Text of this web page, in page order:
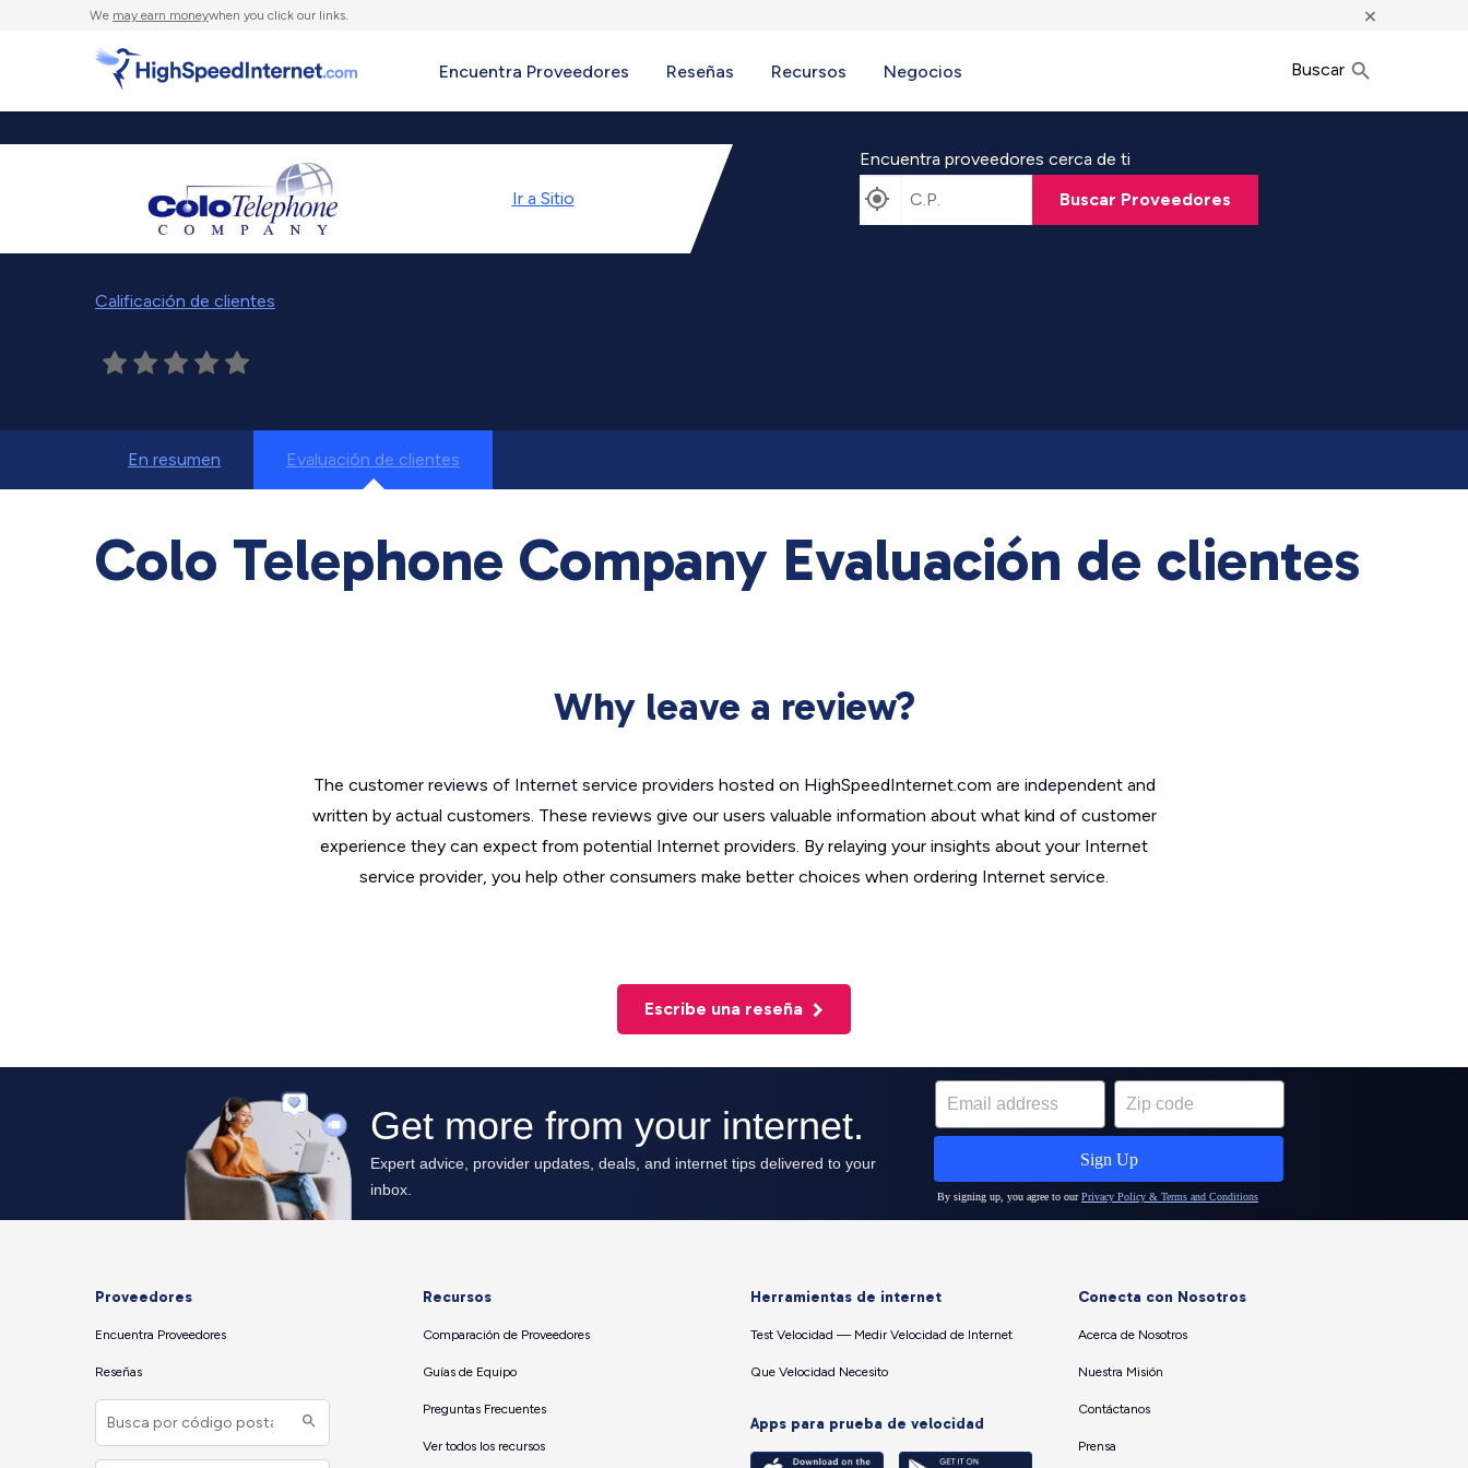
We may earn moneywhen you click our links. ×
Encuentra Proveedores Reseñas Recursos Negocios Buscar
Ir a Sitio
Calificación de clientes
Encuentra proveedores cerca de ti
Buscar Proveedores
En resumen Evaluación de clientes
Colo Telephone Company Evaluación de clientes
Why leave a review?
The customer reviews of Internet service providers hosted on HighSpeedInternet.com are independent and
written by actual customers. These reviews give our users valuable information about what kind of customer
experience they can expect from potential Internet providers. By relaying your insights about your Internet
service provider, you help other consumers make better choices when ordering Internet service.
Escribe una reseña
Proveedores
Encuentra Proveedores
Reseñas
Recursos
Comparación de Proveedores
Guías de Equipo
Preguntas Frecuentes
Ver todos los recursos
Herramientas de internet
Test Velocidad — Medir Velocidad de Internet
Que Velocidad Necesito
Apps para prueba de velocidad
Conecta con Nosotros
Acerca de Nosotros
Nuestra Misión
Contáctanos
Prensa